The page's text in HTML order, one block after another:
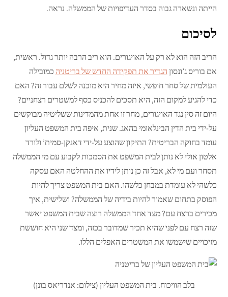
הייתה ונשארה גבוה בסדר העדיפויות של הממשלה. נראה.
לסיכום
הריב הזה הוא לא רק על האויגורים. הוא ריב הרבה יותר גדול. ראשית,
אם בוריס ג’ונסוןהגדיר את תפקידה החדש של בריטניה כמובילה
העולמית של סחר חופשי, איזה מחיר היא מוכנה לשלם עבור זה? האם
כדי להגיע למקום הזה, היא תסכים להכניס כסף למשטרים רצחניים?
היום זה סין נגד האויגורים, מחר זו אחת מהמדינות ששליטיה מבוקשים
על-ידי בית הדין הבינלאומי בהאג. שנית, איפה בית המשפט העליון
עומד בחוקה הבריטית? התיקון שהוצע על-ידי דאנקן-סמית’ ולורד
אלטון אולי לא נותן לבית המשפט את הסמכות לקבוע עם מי הממשלה
תסחר ועם מי לא, אבל זה כן נותן לידיו את ההחלטה האם עסקה
כלשהי לא עומדת במבחן כלשהו. האם בית המשפט צריך להיות
הפוסק בתחום שאמור להיות בידיה של הממשלה? ושלישית, איך
מכירים ברצח עם? מצד אחד הממשלה רוצה שבית המשפט יאשר
שזה רצח עם לפני שהיא תכיר שמדובר בכזה, ומצד שני היא חוששת
מזיכויים שישמשו את המשטרים האפלים הללו.
בלב הוויכוח. בית המשפט העליון (צילום: אנדריאס בונן)